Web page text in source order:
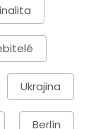
Ukrajina
Berlín